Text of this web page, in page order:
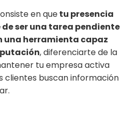
en quetu presencia
ser una tarea pendiente
una herramienta capaz
, diferenciarte de la
tu empresa activa
clientes buscan información